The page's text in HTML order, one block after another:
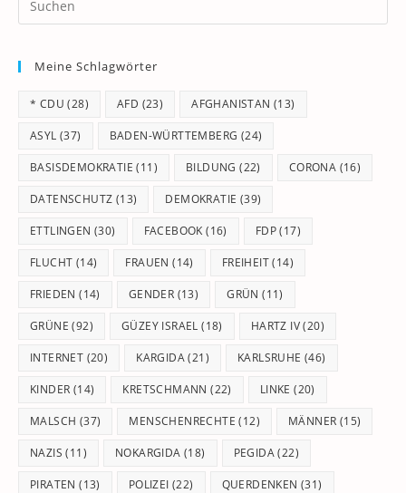
Meine Schlagwörter
* CDU (28) AFD (23) AFGHANISTAN (13)
ASYL (37) BADEN-WÜRTTEMBERG (24)
BASISDEMOKRATIE (11) BILDUNG (22) CORONA (16)
DATENSCHUTZ (13) DEMOKRATIE (39)
ETTLINGEN (30) FACEBOOK (16) FDP(17)
FLUCHT (14) FRAUEN (14) FREIHEIT(14)
FRIEDEN (14) GENDER (13) GRÜN (11)
GRÜNE (92) GÜZEY ISRAEL (18) HARTZ IV(20)
INTERNET (20) KARGIDA(21) KARLSRUHE (46)
KINDER (14) KRETSCHMANN (22) LINKE (20)
MALSCH (37) MENSCHENRECHTE (12) MÄNNER (15)
NAZIS (11) NOKARGIDA (18) PEGIDA(22)
PIRATEN (13) POLIZEI (22) QUERDENKEN (31)